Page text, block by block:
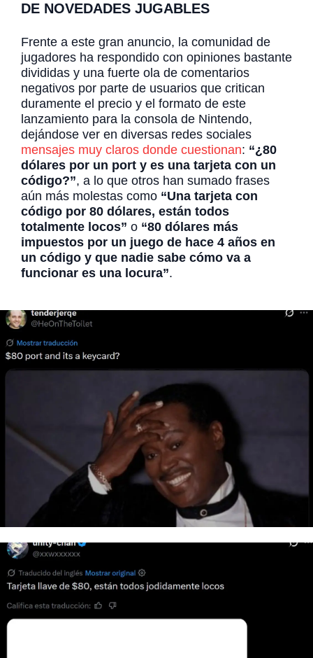
DE NOVEDADES JUGABLES
Frente a este gran anuncio, la comunidad de
jugadores ha respondido con opiniones bastante
divididas y una fuerte ola de comentarios
negativos por parte de usuarios que critican
duramente el precio y el formato de este
lanzamiento para la consola de Nintendo,
dejándose ver en diversas redes sociales
mensajes muy claros donde cuestionan: “¿80
dólares por un port y es una tarjeta con un
código?”, a lo que otros han sumado frases
aún más molestas como “Una tarjeta con
código por 80 dólares, están todos
totalmente locos” o “80 dólares más
impuestos por un juego de hace 4 años en
un código y que nadie sabe cómo va a
funcionar es una locura”.